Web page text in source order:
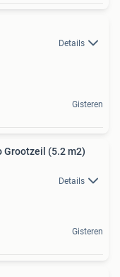
Details
Gisteren
Grootzeil (5.2 m2)
Details
Gisteren